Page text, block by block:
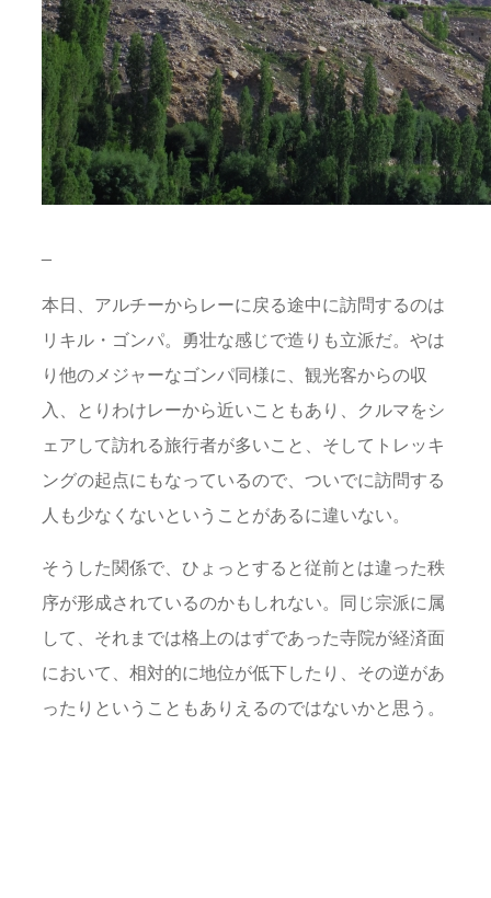
本日、アルチーからレーに戻る途中に訪問するのは
リキル・ゴンパ。勇壮な感じで造りも立派だ。やは
り他のメジャーなゴンパ同様に、観光客からの収
入、とりわけレーから近いこともあり、クルマをシ
ェアして訪れる旅行者が多いこと、そしてトレッキ
ングの起点にもなっているので、ついでに訪問する
人も少なくないということがあるに違いない。
そうした関係で、ひょっとすると従前とは違った秩
序が形成されているのかもしれない。同じ宗派に属
して、それまでは格上のはずであった寺院が経済面
において、相対的に地位が低下したり、その逆があ
ったりということもありえるのではないかと思う。